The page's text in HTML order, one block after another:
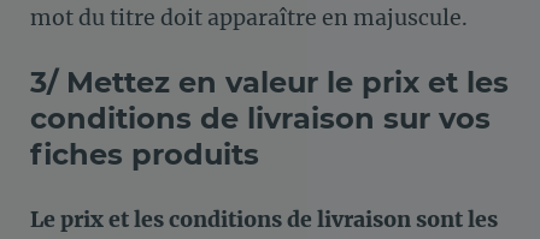
mot du titre doit apparaître en majuscule.
3/ Mettez en valeur le prix et les
conditions de livraison sur vos
fiches produits
Le prix et les conditions de livraison sont les